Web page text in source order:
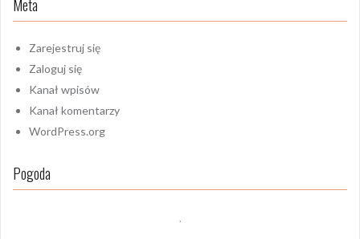
Meta
Zarejestruj się
Zaloguj się
Kanał wpisów
Kanał komentarzy
WordPress.org
Pogoda